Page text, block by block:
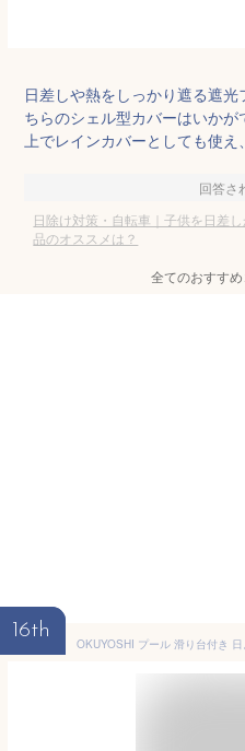
日差しや熱をしっかり遮る遮
ちらのシェル型カバーはいか
上でレインカバーとしても使え
回答さ
日除け対策・自転車｜子供を日差
品のオススメは？
全てのおすすめ
16th